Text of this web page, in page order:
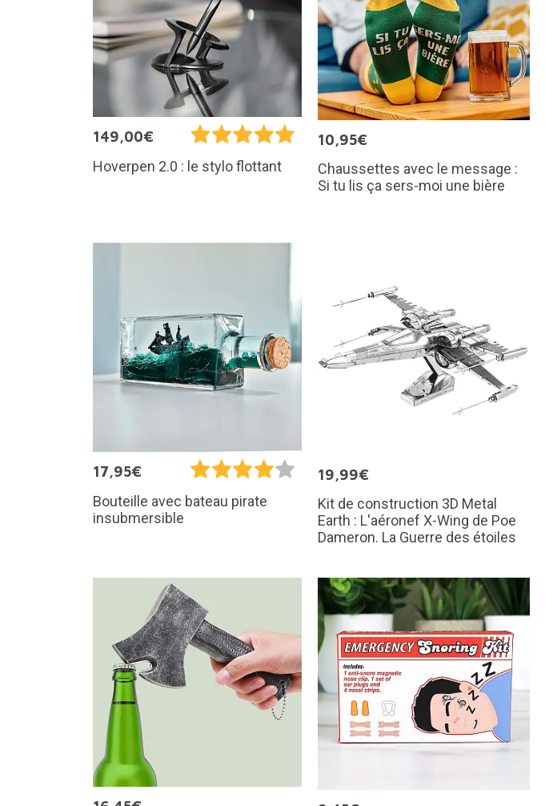
149,00€
Hoverpen 2.0 : le stylo flottant
10,95€
Chaussettes avec le message :
Si tu lis ça sers-moi une bière
17,95€
Bouteille avec bateau pirate
insubmersible
19,99€
Kit de construction 3D Metal
Earth : L'aéronef X-Wing de Poe
Dameron. La Guerre des étoiles